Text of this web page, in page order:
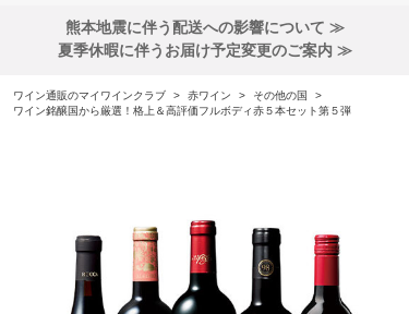
熊本地震に伴う配送への影響について ≫
夏季休暇に伴うお届け予定変更のご案内 ≫
ワイン通販のマイワインクラブ > 赤ワイン > その他の国
>
ワイン銘醸国から厳選！格上＆高評価フルボディ赤５本セット第５弾